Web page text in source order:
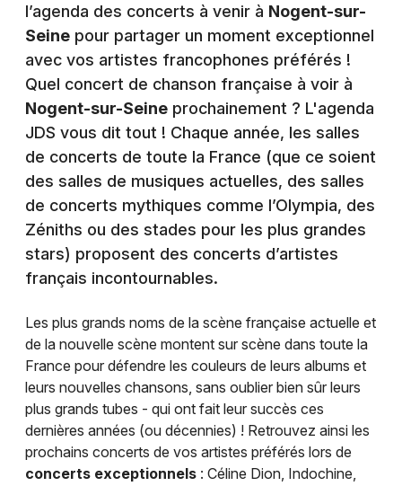
l’agenda des concerts à venir à Nogent-sur-
Seine pour partager un moment exceptionnel
avec vos artistes francophones préférés !
Quel concert de chanson française à voir à
Nogent-sur-Seine prochainement ? L'agenda
JDS vous dit tout ! Chaque année, les salles
de concerts de toute la France (que ce soient
des salles de musiques actuelles, des salles
de concerts mythiques comme l’Olympia, des
Zéniths ou des stades pour les plus grandes
stars) proposent des concerts d’artistes
français incontournables.
Les plus grands noms de la scène française actuelle et
de la nouvelle scène montent sur scène dans toute la
France pour défendre les couleurs de leurs albums et
leurs nouvelles chansons, sans oublier bien sûr leurs
plus grands tubes - qui ont fait leur succès ces
dernières années (ou décennies) ! Retrouvez ainsi les
prochains concerts de vos artistes préférés lors de
concerts exceptionnels : Céline Dion, Indochine,